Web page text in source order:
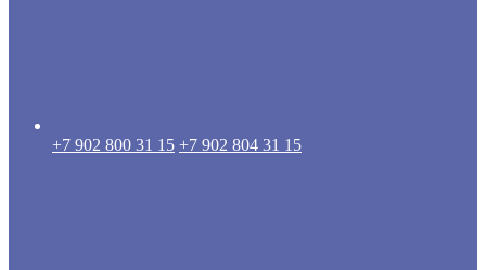
+7 902 800 31 15 +7 902 804 31 15